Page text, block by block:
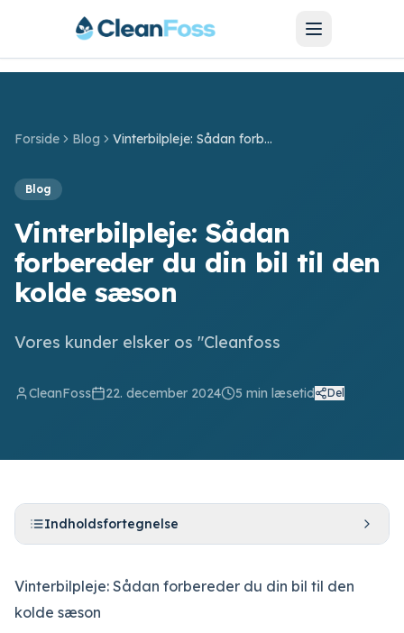
Bilpolering
Hjulskift
Motorcykel
Forside Blog Vinterbilpleje: Sådan forbereder du din bil til den kolde sæson
Blog
Vinterbilpleje: Sådan
forbereder du din bil til den
kolde sæson
Vores kunder elsker os "Cleanfoss
CleanFoss 22. december 2024 5 min læsetid Del
Indholdsfortegnelse
Vinterbilpleje: Sådan forbereder du din bil til den
kolde sæson